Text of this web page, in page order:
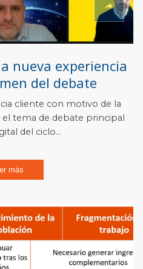
nueva experiencia
del debate
cliente con motivo de la
el tema de debate principal
del ciclo...
más